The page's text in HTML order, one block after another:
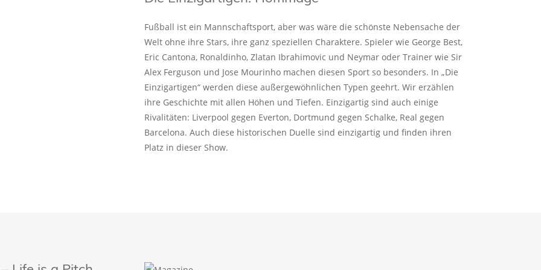
Fußball ist ein Mannschaftsport, aber was wäre die schönste Nebensache der
Welt ohne ihre Stars, ihre ganz speziellen Charaktere. Spieler wie George Best,
Eric Cantona, Ronaldinho, Zlatan Ibrahimovic und Neymar oder Trainer wie Sir
Alex Ferguson und Jose Mourinho machen diesen Sport so besonders. In „Die
Einzigartigen“ werden diese außergewöhnlichen Typen geehrt. Wir erzählen
ihre Geschichte mit allen Höhen und Tiefen. Einzigartig sind auch einige
Rivalitäten: Liverpool gegen Everton, Dortmund gegen Schalke, Real gegen
Barcelona. Auch diese historischen Duelle sind einzigartig und finden ihren
Platz in dieser Show.